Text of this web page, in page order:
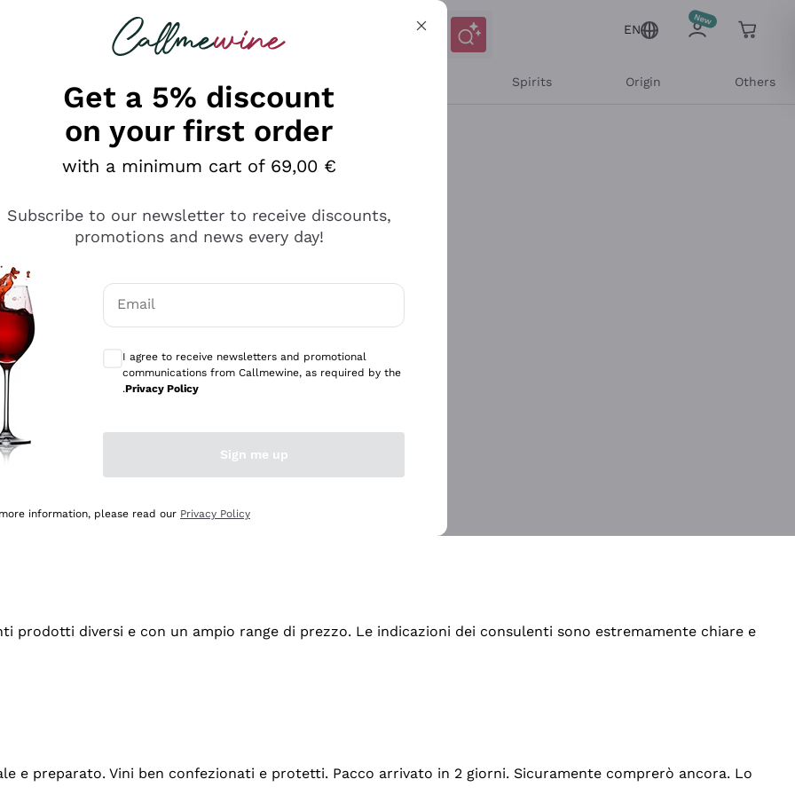
looking for
EN
Spirits Origin Others
professionalità
diversi e con un ampio range di prezzo. Le indicazioni dei consulenti sono estremamente chiare e
e preparato. Vini ben confezionati e protetti. Pacco arrivato in 2 giorni. Sicuramente comprerò ancora. Lo
Get a 5% discount
on your first order
with a minimum cart of 69,00 €
Subscribe to our newsletter to receive discounts,
promotions and news every day!
Email
I agree to receive newsletters and promotional
communications from Callmewine, as required by the
.Privacy Policy
Sign me up
information, please read our Privacy Policy